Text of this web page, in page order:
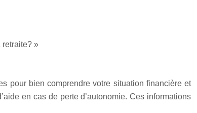
retraite? »
pour bien comprendre votre situation financière et
en cas de perte d’autonomie. Ces informations